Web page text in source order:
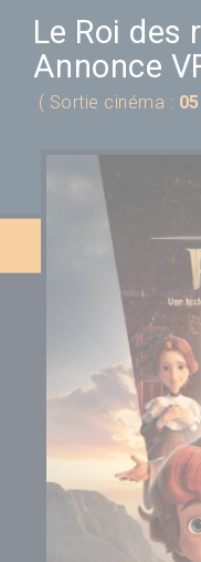
Le Roi des
Annonce
( Sortie cinéma :